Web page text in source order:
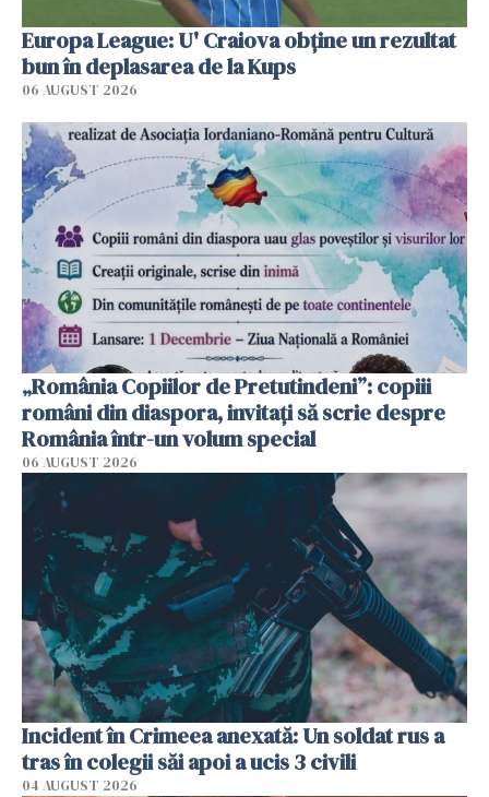
Europa League: U' Craiova obține un rezultat
bun în deplasarea de la Kups
06 AUGUST 2026
„România Copiilor de Pretutindeni”: copiii
români din diaspora, invitați să scrie despre
România într-un volum special
06 AUGUST 2026
Incident în Crimeea anexată: Un soldat rus a
tras în colegii săi apoi a ucis 3 civili
04 AUGUST 2026